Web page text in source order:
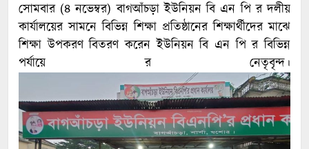
সোমবার (৪ নভেম্বর) বাগআঁচড়া ইউনিয়ন বি এন পি র দলীয়
কার্যালয়ের সামনে বিভিন্ন শিক্ষা প্রতিষ্ঠানের শিক্ষার্থীদের মাঝে
শিক্ষা উপকরণ বিতরণ করেন ইউনিয়ন বি এন পি র বিভিন্ন
পর্যায়ে র নেতৃবৃন্দ।